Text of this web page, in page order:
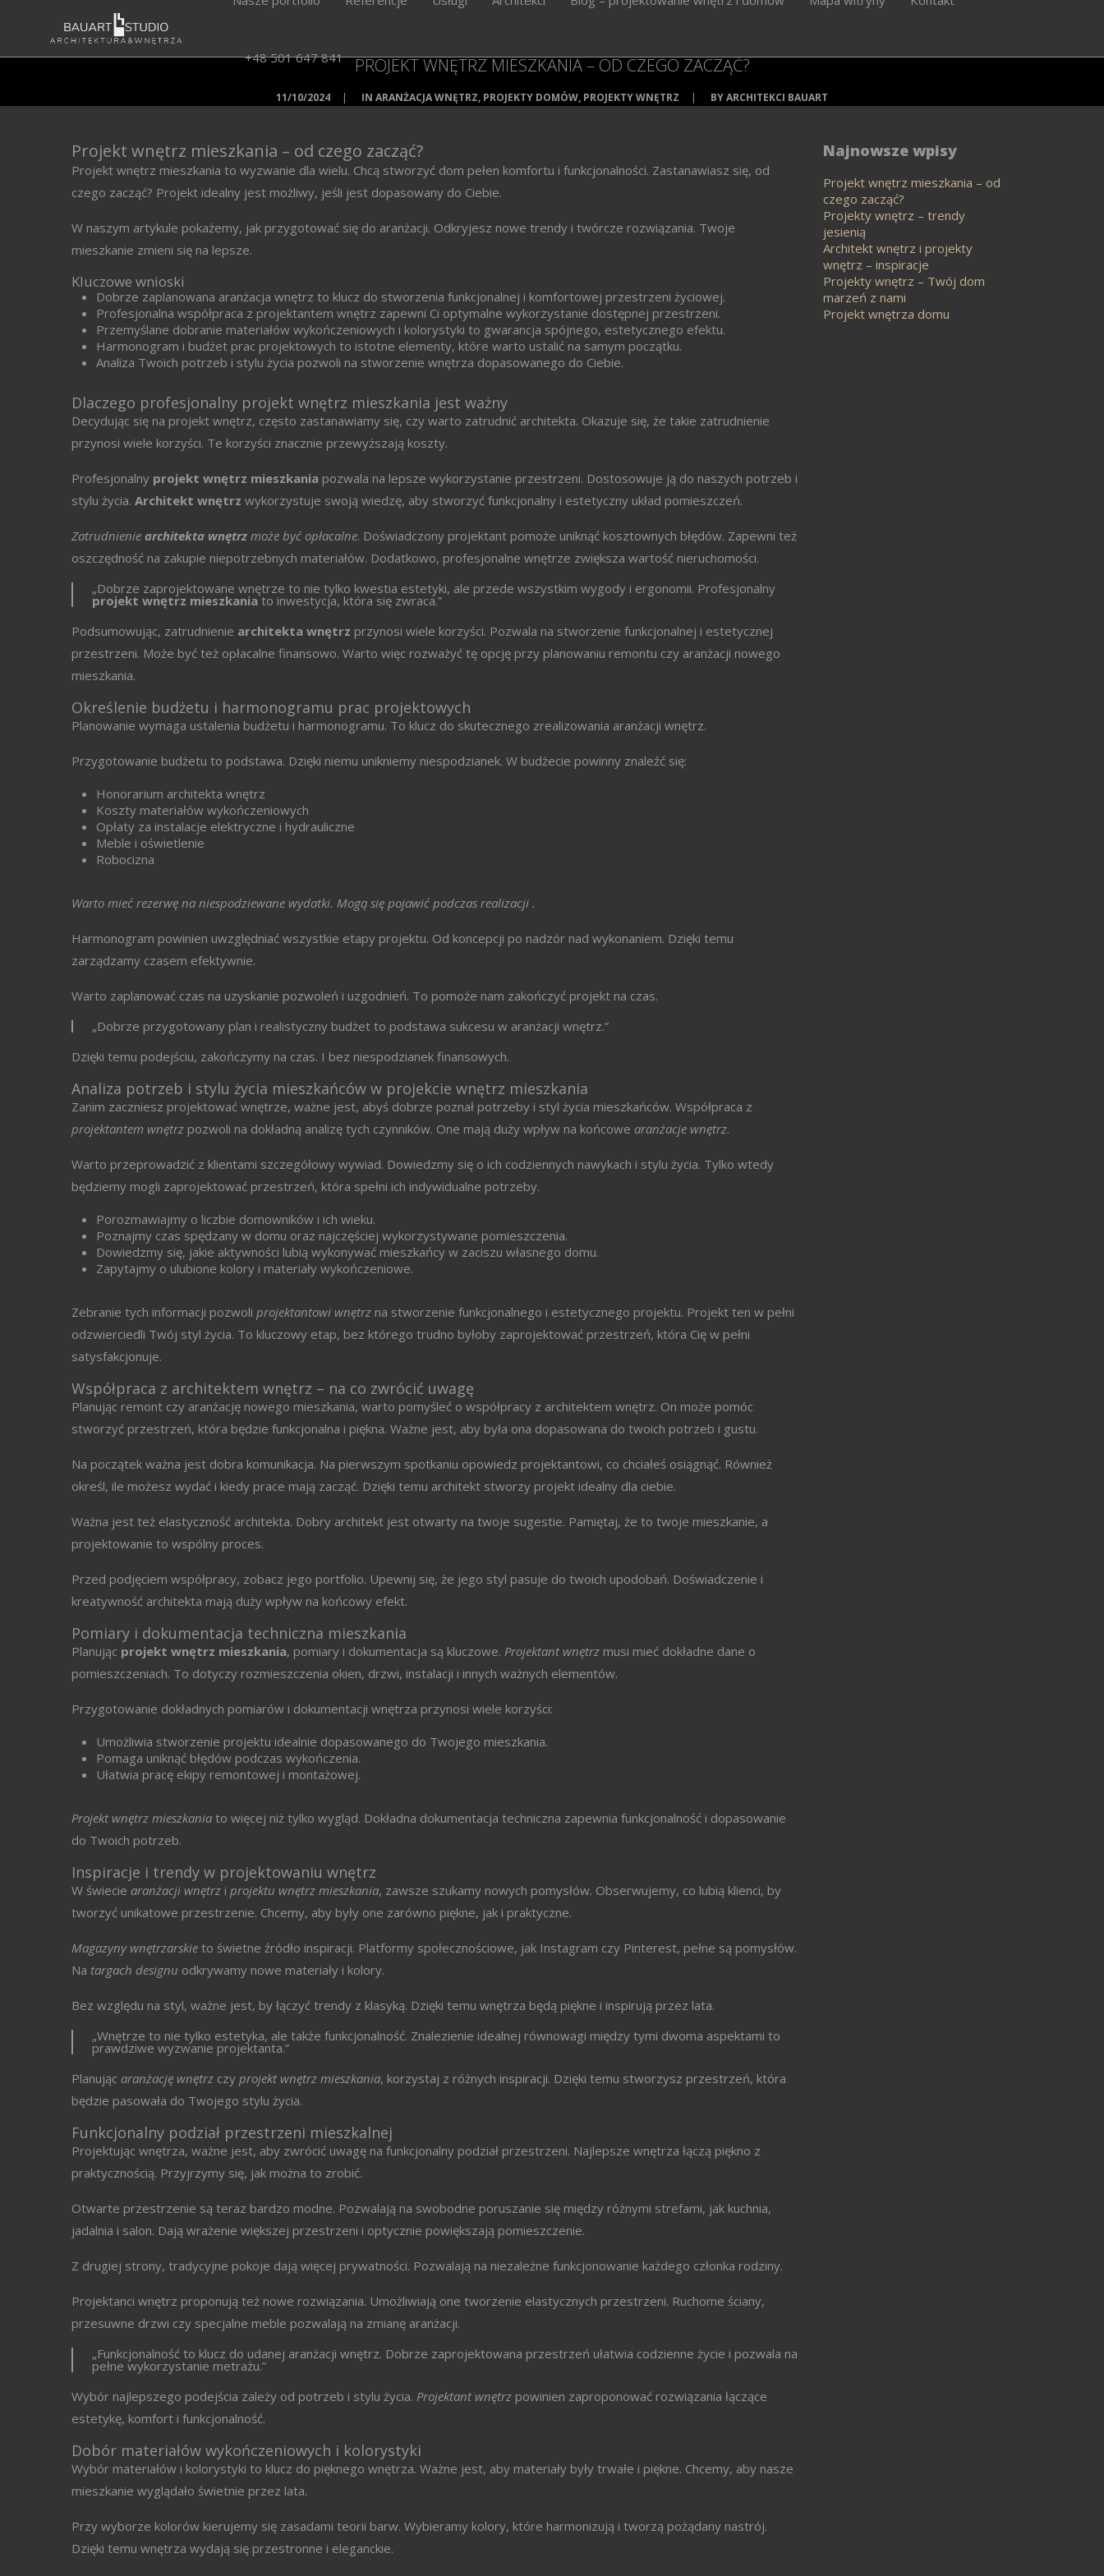
+48 501 647 841 PROJEKT WNĘTRZ MIESZKANIA – OD CZEGO ZACZĄĆ?
11/10/2024 | IN ARANŻACJA WNĘTRZ, PROJEKTY DOMÓW, PROJEKTY WNĘTRZ | BYARCHITEKCI BAUART
Projekt wnętrz mieszkania – od czego zacząć?
Projekt wnętrz mieszkania to wyzwanie dla wielu. Chcą stworzyć dom pełen komfortu i funkcjonalności. Zastanawiasz się, od
czego zacząć? Projekt idealny jest możliwy, jeśli jest dopasowany do Ciebie.
W naszym artykule pokażemy, jak przygotować się do aranżacji. Odkryjesz nowe trendy i twórcze rozwiązania. Twoje
mieszkanie zmieni się na lepsze.
Kluczowe wnioski
Dobrze zaplanowana aranżacja wnętrz to klucz do stworzenia funkcjonalnej i komfortowej przestrzeni życiowej.
Profesjonalna współpraca z projektantem wnętrz zapewni Ci optymalne wykorzystanie dostępnej przestrzeni.
Przemyślane dobranie materiałów wykończeniowych i kolorystyki to gwarancja spójnego, estetycznego efektu.
Harmonogram i budżet prac projektowych to istotne elementy, które warto ustalić na samym początku.
Analiza Twoich potrzeb i stylu życia pozwoli na stworzenie wnętrza dopasowanego do Ciebie.
Dlaczego profesjonalny projekt wnętrz mieszkania jest ważny
Decydując się na projekt wnętrz, często zastanawiamy się, czy warto zatrudnić architekta. Okazuje się, że takie zatrudnienie
przynosi wiele korzyści. Te korzyści znacznie przewyższają koszty.
Profesjonalny projekt wnętrz mieszkania pozwala na lepsze wykorzystanie przestrzeni. Dostosowuje ją do naszych potrzeb i
stylu życia. Architekt wnętrz wykorzystuje swoją wiedzę, aby stworzyć funkcjonalny i estetyczny układ pomieszczeń.
Zatrudnienie architekta wnętrz może być opłacalne. Doświadczony projektant pomoże uniknąć kosztownych błędów. Zapewni też
oszczędność na zakupie niepotrzebnych materiałów. Dodatkowo, profesjonalne wnętrze zwiększa wartość nieruchomości.
„Dobrze zaprojektowane wnętrze to nie tylko kwestia estetyki, ale przede wszystkim wygody i ergonomii. Profesjonalny
projekt wnętrz mieszkaniato inwestycja, która się zwraca.”
Podsumowując, zatrudnienie architekta wnętrz przynosi wiele korzyści. Pozwala na stworzenie funkcjonalnej i estetycznej
przestrzeni. Może być też opłacalne finansowo. Warto więc rozważyć tę opcję przy planowaniu remontu czy aranżacji nowego
mieszkania.
Określenie budżetu i harmonogramu prac projektowych
Planowanie wymaga ustalenia budżetu i harmonogramu. To klucz do skutecznego zrealizowania aranżacji wnętrz.
Przygotowanie budżetu to podstawa. Dzięki niemu unikniemy niespodzianek. W budżecie powinny znaleźć się:
Honorarium architekta wnętrz
Koszty materiałów wykończeniowych
Opłaty za instalacje elektryczne i hydrauliczne
Meble i oświetlenie
Robocizna
Warto mieć rezerwę na niespodziewane wydatki. Mogą się pojawić podczas realizacji .
Harmonogram powinien uwzględniać wszystkie etapy projektu. Od koncepcji po nadzór nad wykonaniem. Dzięki temu
zarządzamy czasem efektywnie.
Warto zaplanować czas na uzyskanie pozwoleń i uzgodnień. To pomoże nam zakończyć projekt na czas.
„Dobrze przygotowany plan i realistyczny budżet to podstawa sukcesu w aranżacji wnętrz.”
Dzięki temu podejściu, zakończymy na czas. I bez niespodzianek finansowych.
Analiza potrzeb i stylu życia mieszkańców w projekcie wnętrz mieszkania
Zanim zaczniesz projektować wnętrze, ważne jest, abyś dobrze poznał potrzeby i styl życia mieszkańców. Współpraca z
projektantem wnętrz pozwoli na dokładną analizę tych czynników. One mają duży wpływ na końcowe aranżacje wnętrz.
Warto przeprowadzić z klientami szczegółowy wywiad. Dowiedzmy się o ich codziennych nawykach i stylu życia. Tylko wtedy
będziemy mogli zaprojektować przestrzeń, która spełni ich indywidualne potrzeby.
Porozmawiajmy o liczbie domowników i ich wieku.
Poznajmy czas spędzany w domu oraz najczęściej wykorzystywane pomieszczenia.
Dowiedzmy się, jakie aktywności lubią wykonywać mieszkańcy w zaciszu własnego domu.
Zapytajmy o ulubione kolory i materiały wykończeniowe.
Zebranie tych informacji pozwoli projektantowi wnętrz na stworzenie funkcjonalnego i estetycznego projektu. Projekt ten w pełni
odzwierciedli Twój styl życia. To kluczowy etap, bez którego trudno byłoby zaprojektować przestrzeń, która Cię w pełni
satysfakcjonuje.
Współpraca z architektem wnętrz – na co zwrócić uwagę
Planując remont czy aranżację nowego mieszkania, warto pomyśleć o współpracy z architektem wnętrz. On może pomóc
stworzyć przestrzeń, która będzie funkcjonalna i piękna. Ważne jest, aby była ona dopasowana do twoich potrzeb i gustu.
Na początek ważna jest dobra komunikacja. Na pierwszym spotkaniu opowiedz projektantowi, co chciałeś osiągnąć. Również
określ, ile możesz wydać i kiedy prace mają zacząć. Dzięki temu architekt stworzy projekt idealny dla ciebie.
Ważna jest też elastyczność architekta. Dobry architekt jest otwarty na twoje sugestie. Pamiętaj, że to twoje mieszkanie, a
projektowanie to wspólny proces.
Przed podjęciem współpracy, zobacz jego portfolio. Upewnij się, że jego styl pasuje do twoich upodobań. Doświadczenie i
kreatywność architekta mają duży wpływ na końcowy efekt.
Pomiary i dokumentacja techniczna mieszkania
Planując projekt wnętrz mieszkania, pomiary i dokumentacja są kluczowe. Projektant wnętrz musi mieć dokładne dane o
pomieszczeniach. To dotyczy rozmieszczenia okien, drzwi, instalacji i innych ważnych elementów.
Przygotowanie dokładnych pomiarów i dokumentacji wnętrza przynosi wiele korzyści:
Umożliwia stworzenie projektu idealnie dopasowanego do Twojego mieszkania.
Pomaga uniknąć błędów podczas wykończenia.
Ułatwia pracę ekipy remontowej i montażowej.
Projekt wnętrz mieszkania to więcej niż tylko wygląd. Dokładna dokumentacja techniczna zapewnia funkcjonalność i dopasowanie
do Twoich potrzeb.
Inspiracje i trendy w projektowaniu wnętrz
W świecie aranżacji wnętrz i projektu wnętrz mieszkania, zawsze szukamy nowych pomysłów. Obserwujemy, co lubią klienci, by
tworzyć unikatowe przestrzenie. Chcemy, aby były one zarówno piękne, jak i praktyczne.
Magazyny wnętrzarskie to świetne źródło inspiracji. Platformy społecznościowe, jak Instagram czy Pinterest, pełne są pomysłów.
Na targach designu odkrywamy nowe materiały i kolory.
Bez względu na styl, ważne jest, by łączyć trendy z klasyką. Dzięki temu wnętrza będą piękne i inspirują przez lata.
„Wnętrze to nie tylko estetyka, ale także funkcjonalność. Znalezienie idealnej równowagi między tymi dwoma aspektami to
prawdziwe wyzwanie projektanta.”
Planując aranżację wnętrz czy projekt wnętrz mieszkania, korzystaj z różnych inspiracji. Dzięki temu stworzysz przestrzeń, która
będzie pasowała do Twojego stylu życia.
Funkcjonalny podział przestrzeni mieszkalnej
Projektując wnętrza, ważne jest, aby zwrócić uwagę na funkcjonalny podział przestrzeni. Najlepsze wnętrza łączą piękno z
praktycznością. Przyjrzymy się, jak można to zrobić.
Otwarte przestrzenie są teraz bardzo modne. Pozwalają na swobodne poruszanie się między różnymi strefami, jak kuchnia,
jadalnia i salon. Dają wrażenie większej przestrzeni i optycznie powiększają pomieszczenie.
Z drugiej strony, tradycyjne pokoje dają więcej prywatności. Pozwalają na niezależne funkcjonowanie każdego członka rodziny.
Projektanci wnętrz proponują też nowe rozwiązania. Umożliwiają one tworzenie elastycznych przestrzeni. Ruchome ściany,
przesuwne drzwi czy specjalne meble pozwalają na zmianę aranżacji.
„Funkcjonalność to klucz do udanej aranżacji wnętrz. Dobrze zaprojektowana przestrzeń ułatwia codzienne życie i pozwala na
pełne wykorzystanie metrażu.”
Wybór najlepszego podejścia zależy od potrzeb i stylu życia. Projektant wnętrz powinien zaproponować rozwiązania łączące
estetykę, komfort i funkcjonalność.
Dobór materiałów wykończeniowych i kolorystyki
Wybór materiałów i kolorystyki to klucz do pięknego wnętrza. Ważne jest, aby materiały były trwałe i piękne. Chcemy, aby nasze
mieszkanie wyglądało świetnie przez lata.
Przy wyborze kolorów kierujemy się zasadami teorii barw. Wybieramy kolory, które harmonizują i tworzą pożądany nastrój.
Dzięki temu wnętrza wydają się przestronne i eleganckie.
Najnowsze wpisy
Projekt wnętrz mieszkania – od
czego zacząć?
Projekty wnętrz – trendy
jesienią
Architekt wnętrz i projekty
wnętrz – inspiracje
Projekty wnętrz – Twój dom
marzeń z nami
Projekt wnętrza domu